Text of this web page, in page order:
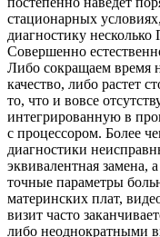
стационарных
диагностику
Совершенно
Либо сокращаем время
качество, либо растет
то, что и вовсе
интегрированную в
с процессором. Более
диагностики
эквивалентная замена,
точные параметры
материнских плат,
визит часто
либо неоднократными